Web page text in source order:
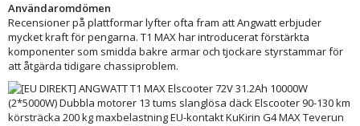
Användaromdömen
Recensioner på plattformar lyfter ofta fram att Angwatt erbjuder
mycket kraft för pengarna. T1 MAX har introducerat förstärkta
komponenter som smidda bakre armar och tjockare styrstammar för
att åtgärda tidigare chassiproblem.